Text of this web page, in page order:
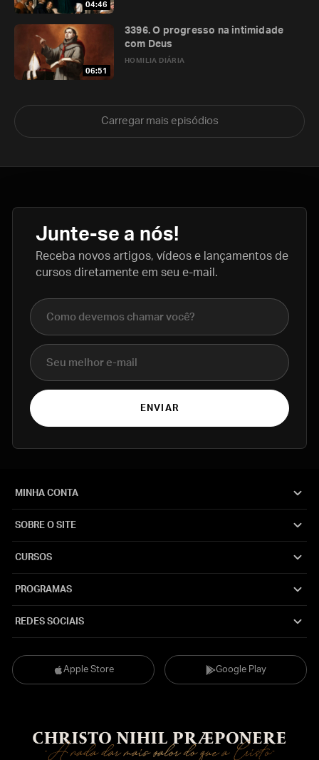
04:46
06:51
HOMILIA DIÁRIA
3396. O progresso na intimidade
com Deus
Carregar mais episódios
Junte-se a nós!
Receba novos artigos, vídeos e lançamentos de
cursos diretamente em seu e-mail.
Nome completo
E-mail
ENVIAR
Apple Store Google Play
MINHA CONTA
SOBRE O SITE
CURSOS
PROGRAMAS
REDES SOCIAIS